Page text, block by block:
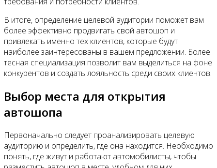
В итоге, определение целевой аудитории поможет вам
более эффективно продвигать свой автошоп и
привлекать именно тех клиентов, которые будут
наиболее заинтересованы в вашем предложении. Более
тесная специализация позволит вам выделиться на фоне
конкурентов и создать лояльность среди своих клиентов.
Выбор места для открытия
автошопа
Первоначально следует проанализировать целевую
аудиторию и определить, где она находится. Необходимо
понять, где живут и работают автомобилисты, чтобы